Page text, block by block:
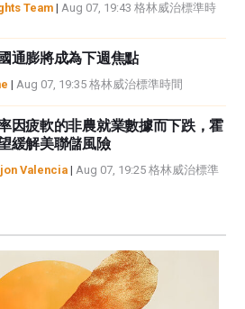
Team | Aug 07, 19:43 格林威治標準時
通膨將成為下週焦點
| Aug 07, 19:35 格林威治標準時間
因疲軟的非農就業數據而下跌，霍
緩解美聯儲風險
Valencia | Aug 07, 19:25 格林威治標準